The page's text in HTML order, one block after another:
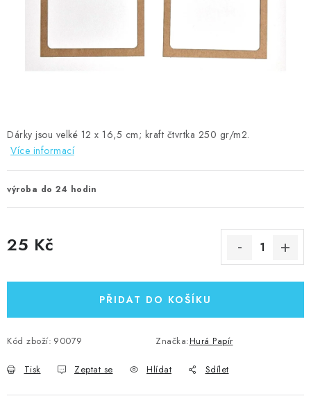
Doprava Moje objednávka
Dárky jsou velké 12 x 16,5 cm; kraft čtvrtka 250 gr/m2.
Více informací
výroba do 24 hodin
25 Kč
PŘIDAT DO KOŠÍKU
Kód zboží: 90079 Značka:Hurá Papír
Tisk Zeptat se Hlídat Sdílet